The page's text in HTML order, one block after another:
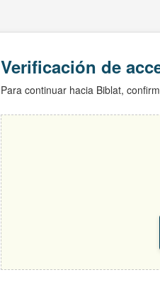
Verificación de
Para continuar hacia Biblat,